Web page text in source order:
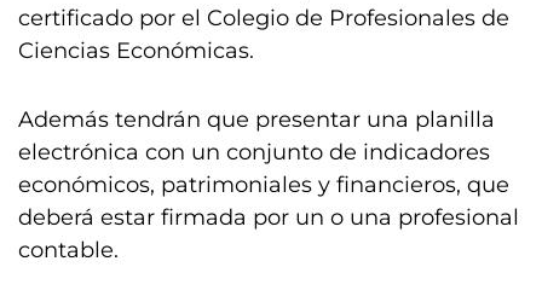
certificado por el Colegio de Profesionales de
Ciencias Económicas.
Además tendrán que presentar una planilla
electrónica con un conjunto de indicadores
económicos, patrimoniales y financieros, que
deberá estar firmada por un o una profesional
contable.